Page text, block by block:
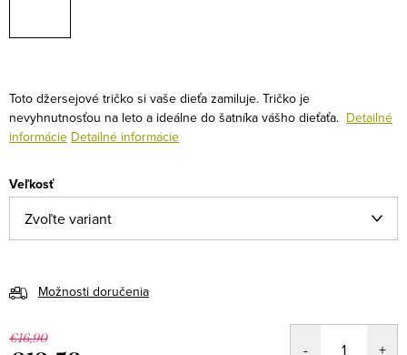
Toto džersejové tričko si vaše dieťa zamiluje. Tričko je
nevyhnutnosťou na leto a ideálne do šatníka vášho dieťaťa. Detailné
informácie Detailné informácie
Veľkosť
Možnosti doručenia
€16,90